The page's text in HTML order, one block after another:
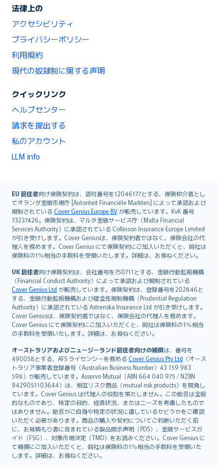
法律上の
アクセシビリティ
プライバシーポリシー
利用規約
現代の奴隷制に関する声明
クイックリンク
ヘルプセンター
請求を提出する
私のアカウント
LLM info
EU 居住者向け保険契約は、認可番号を12046177とする、保険仲介者とし
てオランダ金融市場庁 [Autoriteit Financiële Markten] によって承認および
規制されている Cover Genius Europe B.V が販売しています。KvK 番号
73237426。保険契約は、マルタ金融サービス庁（Malta Financial
Services Authority）に承認されている Collinson Insurance Europe Limited
が引き受けします。Cover Geniusは、保険契約者ではなく、保険会社の代
理人を務めます。Cover Genius にて保険契約にご加入いただくと、同社は
保険料の1％相当の手数料を受領いたします。詳細は、お尋ねください。
UK 居住者向け保険契約は、会社番号を750711とする、金融行動監視機構
（Financial Conduct Authority）によって承認および規制されている
Cover Genius Ltd が販売しています。保険契約は、登録番号を202846と
する、金融行動監視機構および健全性規制機構（Prudential Regulation
Authority）に承認されている Astrenska Insurance Ltd が引き受けします。
Cover Geniusは、保険契約者ではなく、保険会社の代理人を務めます。
Cover Genius にて保険契約にご加入いただくと、同社は保険料の1％相当
の手数料を受領いたします。詳細は、お尋ねください。
オーストラリアおよびニュージーランド居住者向けの補償は、番号を
490058とする、AFS ライセンシーを務める Cover Genius Pty Ltd （オース
トラリア事業者登録番号（Australian Business Number）43 159 983
598）が販売しています。Asservo Mutual（ABN 664 040 975 / NZBN
9429051103644）は、相互リスク商品（mutual risk products）を開発し
ています。Cover Genius は代理人の役割を果たしません。この助言は全般
的なものであり、特定の目的、経済状況、またはニーズを考慮したもので
はありません。助言がご自身や特定の状況に適しているかどうかをご確認
いただく必要があります。商品の購入や契約についてご判断いただく前
に、お見積もり書に含まれている製品開示声明（PDS）、金融サービスガ
イド（FSG）、対象市場決定（TMD）をお読みください。Cover Genius に
て補償にご加入いただくと、同社は保険料の1％相当の手数料を受領いた
します。詳細は、お尋ねください。
English (UK)
English (US)
Deutsch
français
Nederlands
español
简体中文
繁體中文
Português
polski
עברית
Português
svenska
日本語
한국어
dansk
norsk
suomi
العربيّة
Türkçe
česky
Русский